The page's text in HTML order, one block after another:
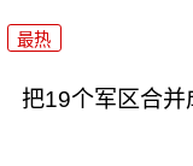
最热
把19个军区合并